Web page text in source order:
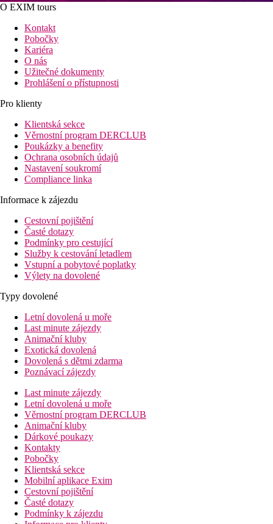
O EXIM tours
Kontakt
Pobočky
Kariéra
O nás
Užitečné dokumenty
Prohlášení o přístupnosti
Pro klienty
Klientská sekce
Věrnostní program DERCLUB
Poukázky a benefity
Ochrana osobních údajů
Nastavení soukromí
Compliance linka
Informace k zájezdu
Cestovní pojištění
Časté dotazy
Podmínky pro cestující
Služby k cestování letadlem
Vstupní a pobytové poplatky
Výlety na dovolené
Typy dovolené
Letní dovolená u moře
Last minute zájezdy
Animační kluby
Exotická dovolená
Dovolená s dětmi zdarma
Poznávací zájezdy
Last minute zájezdy
Letní dovolená u moře
Věrnostní program DERCLUB
Animační kluby
Dárkové poukazy
Kontakty
Pobočky
Klientská sekce
Mobilní aplikace Exim
Cestovní pojištění
Časté dotazy
Podmínky k zájezdu